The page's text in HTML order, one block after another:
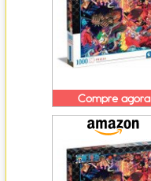
Compre agora